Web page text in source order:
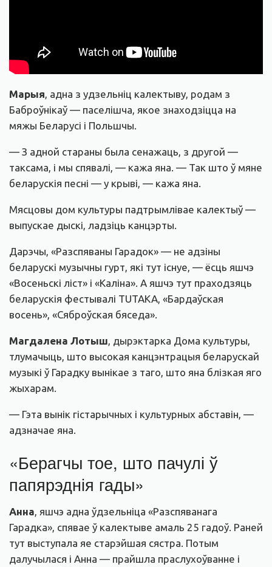
Марыя , адна з удзельніц калектыву, родам з
Баброўнікаў — паселішча, якое знаходзіцца на
мяжы Беларусі і Польшчы.
— З адной стараны была сенажаць, з другой —
таксама, і мы спявалі, — кажа яна. — Так што ў мяне
беларускія песні — у крыві, — кажа яна.
Мясцовы дом культуры падтрымлівае калектыў —
выпускае дыскі, ладзіць канцэрты.
Дарэчы, «Разспяваны Гарадок» — не адзіны
беларускі музычны гурт, які тут існуе, — ёсць яшчэ
«Восеньскі ліст» і «Каліна». А яшчэ тут праходзяць
беларускія фестывалі TUTAKA, «Бардаўская
восень», «Сяброўская бяседа».
Магдалена Лотыш , дырэктарка Дома культуры,
тлумачыць, што высокая канцэнтрацыя беларускай
музыкі ў Гарадку вынікае з таго, што яна блізкая яго
жыхарам.
— Гэта вынік гістарычных і культурных абставін, —
адзначае яна.
«Берагчы тое, што пачулі ў
папярэднія гады»
Анна, яшчэ адна ўдзельніца «Разспяванага
Гарадка», спявае ў калектыве амаль 25 гадоў. Раней
тут выступала яе старэйшая сястра. Потым
далучылася і Анна — прайшла праслухоўванне і